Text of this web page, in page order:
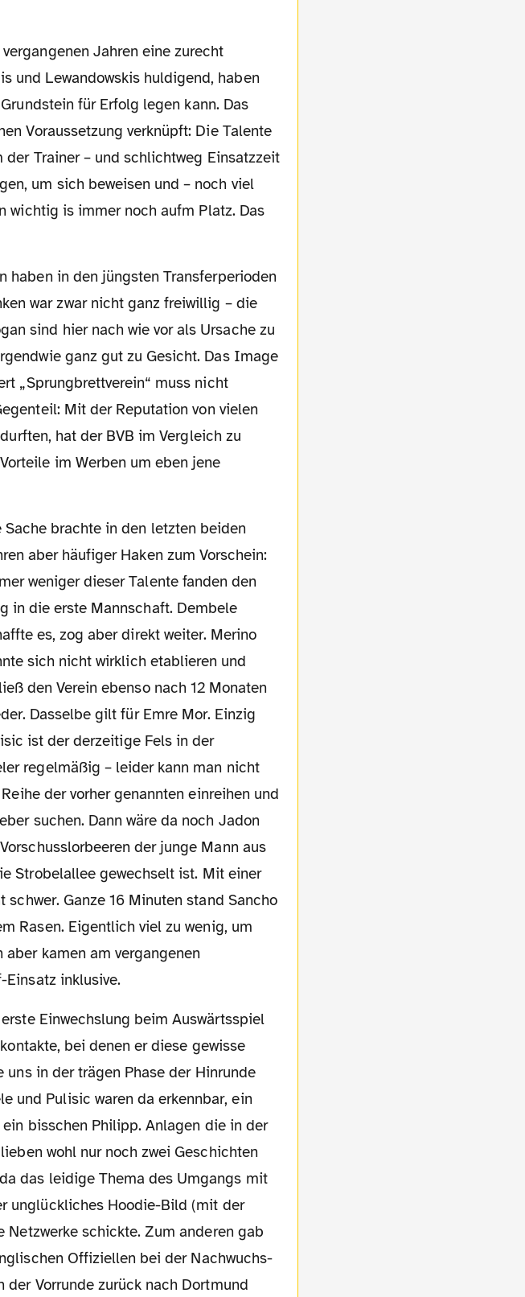
und Lewandowskis huldigend, haben
für Erfolg legen kann. Das
Voraussetzung verknüpft: Die Talente
der Trainer – und schlichtweg Einsatzzeit
um sich beweisen und – noch viel
wichtig is immer noch aufm Platz. Das
war zwar nicht ganz freiwillig – die
sind hier nach wie vor als Ursache zu
ganz gut zu Gesicht. Das Image
„Sprungbrettverein“ muss nicht
Mit der Reputation von vielen
hat der BVB im Vergleich zu
im Werben um eben jene
aber häufiger Haken zum Vorschein:
weniger dieser Talente fanden den
in die erste Mannschaft. Dembele
es, zog aber direkt weiter. Merino
sich nicht wirklich etablieren und
den Verein ebenso nach 12 Monaten
Dasselbe gilt für Emre Mor. Einzig
ist der derzeitige Fels in der
regelmäßig – leider kann man nicht
der vorher genannten einreihen und
suchen. Dann wäre da noch Jadon
der junge Mann aus
Strobelallee gewechselt ist. Mit einer
Ganze 16 Minuten stand Sancho
Rasen. Eigentlich viel zu wenig, um
kamen am vergangenen
Einsatz inklusive.
bei denen er diese gewisse
in der trägen Phase der Hinrunde
und Pulisic waren da erkennbar, ein
bisschen Philipp. Anlagen die in der
wohl nur noch zwei Geschichten
das leidige Thema des Umgangs mit
unglückliches Hoodie-Bild (mit der
schickte. Zum anderen gab
Offiziellen bei der Nachwuchs-
der Vorrunde zurück nach Dortmund